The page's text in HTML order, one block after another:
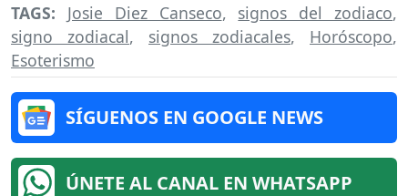
TAGS: Josie Diez Canseco, signos del zodiaco,
signo zodiacal, signos zodiacales, Horóscopo,
Esoterismo
SÍGUENOS EN GOOGLE NEWS
ÚNETE AL CANAL EN WHATSAPP